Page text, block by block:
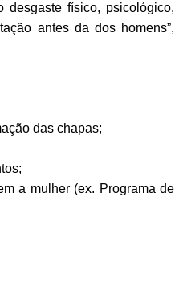
desgaste físico, psicológico,
antes da dos homens”,
das chapas;
a mulher (ex. Programa de